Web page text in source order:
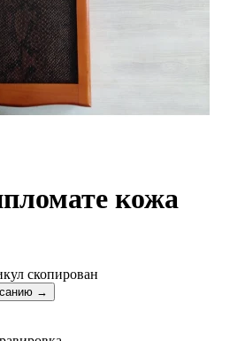
кожа
скопирован
→